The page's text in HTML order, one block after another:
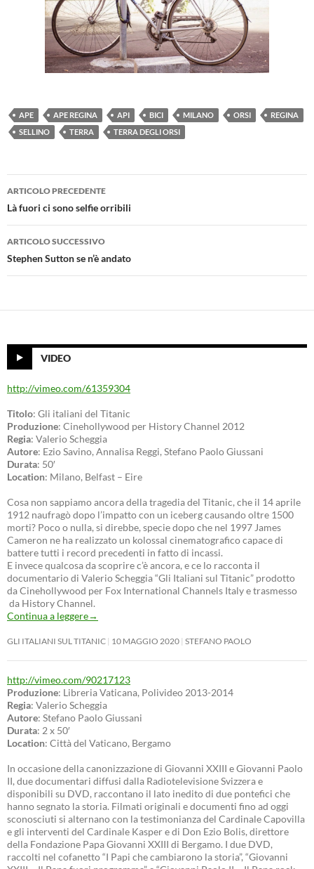
APE APE REGINA API BICI MILANO ORSI
REGINA
SELLINO
TERRA TERRA DEGLI ORSI
Navigazione
articolo
ARTICOLO PRECEDENTE
Là fuori ci sono selfie orribili
ARTICOLO SUCCESSIVO
Stephen Sutton se n’è andato
VIDEO
http://vimeo.com/61359304
Titolo: Gli italiani del Titanic
Produzione: Cinehollywood per History Channel 2012
Regia: Valerio Scheggia
Autore: Ezio Savino, Annalisa Reggi, Stefano Paolo Giussani
Durata: 50′
Location: Milano, Belfast – Eire
Cosa non sappiamo ancora della tragedia del Titanic, che il 14 aprile
1912 naufragò dopo l’impatto con un iceberg causando oltre 1500
morti? Poco o nulla, si direbbe, specie dopo che nel 1997 James
Cameron ne ha realizzato un kolossal cinematografico capace di
battere tutti i record precedenti in fatto di incassi.
E invece qualcosa da scoprire c’è ancora, e ce lo racconta il
documentario di Valerio Scheggia “Gli Italiani sul Titanic” prodotto
da Cinehollywood per Fox International Channels Italy e trasmesso
da History Channel.
Continua a leggere→
GLI ITALIANI SUL TITANIC 10 MAGGIO 2020 STEFANO PAOLO
http://vimeo.com/90217123
Produzione: Libreria Vaticana, Polivideo 2013-2014
Regia: Valerio Scheggia
Autore: Stefano Paolo Giussani
Durata: 2 x 50′
Location: Città del Vaticano, Bergamo
In occasione della canonizzazione di Giovanni XXIII e Giovanni Paolo
II, due documentari diffusi dalla Radiotelevisione Svizzera e
disponibili su DVD, raccontano il lato inedito di due pontefici che
hanno segnato la storia. Filmati originali e documenti fino ad oggi
sconosciuti si alternano con la testimonianza del Cardinale Capovilla
e gli interventi del Cardinale Kasper e di Don Ezio Bolis, direttore
della Fondazione Papa Giovanni XXIII di Bergamo. I due DVD,
raccolti nel cofanetto “I Papi che cambiarono la storia”, “Giovanni